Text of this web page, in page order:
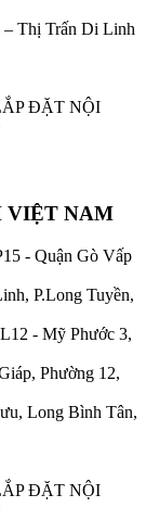
Thị Trấn Di Linh
ĐẶT NỘI
VIỆT NAM
- Quận Gò Vấp
P.Long Tuyền,
- Mỹ Phước 3,
Phường 12,
Long Bình Tân,
ĐẶT NỘI